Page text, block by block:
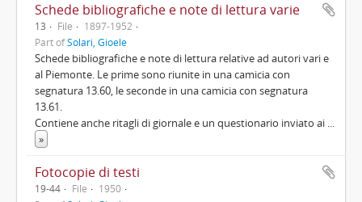
Schede bibliografiche e note di lettura varie
13 File
1897-1952
Part ofSolari, Gioele
Schede bibliografiche e note di lettura relative ad autori vari e
al Piemonte. Le prime sono riunite in una camicia con
segnatura 13.60, le seconde in una camicia con segnatura
13.61.
Contiene anche ritagli di giornale e un questionario inviato ai ...
»
Fotocopie di testi
19-44 File
1950